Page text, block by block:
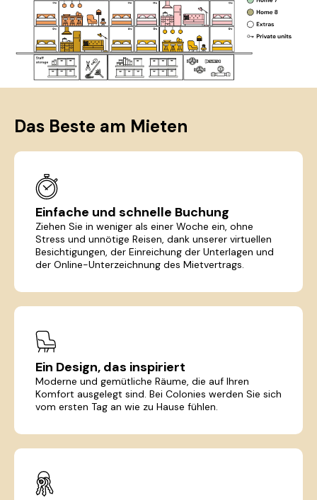
Das Beste am Mieten
Einfache und schnelle Buchung
Ziehen Sie in weniger als einer Woche ein, ohne
Stress und unnötige Reisen, dank unserer virtuellen
Besichtigungen, der Einreichung der Unterlagen und
der Online-Unterzeichnung des Mietvertrags.
Ein Design, das inspiriert
Moderne und gemütliche Räume, die auf Ihren
Komfort ausgelegt sind. Bei Colonies werden Sie sich
vom ersten Tag an wie zu Hause fühlen.